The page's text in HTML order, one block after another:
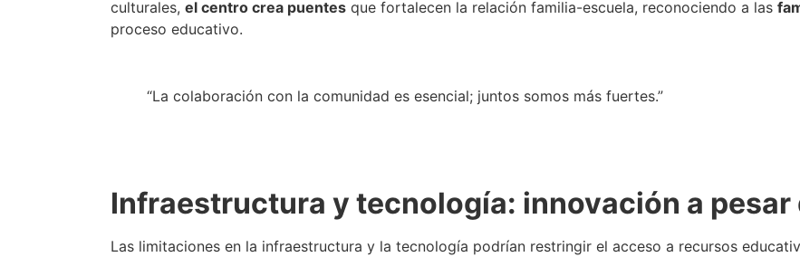
culturales, el centro crea puentes que fortalecen la relación familia-escuela, reconociendo a las
proceso educativo.
“La colaboración con la comunidad es esencial; juntos somos más fuertes.”
Infraestructura y tecnología: innovación a
Las limitaciones en la infraestructura y la tecnología podrían restringir el acceso a recursos